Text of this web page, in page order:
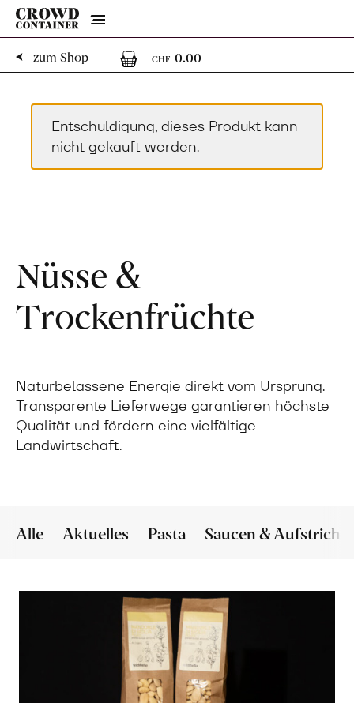
Menu
zum Shop
CHF 0.00
Entschuldigung, dieses Produkt kann
nicht gekauft werden.
Nüsse &
Trockenfrüchte
Naturbelassene Energie direkt vom Ursprung.
Transparente Lieferwege garantieren höchste
Qualität und fördern eine vielfältige
Landwirtschaft.
Alle Aktuelles Pasta Saucen & Aufstriche